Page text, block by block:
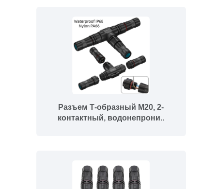
Разъем Т-образный M20, 2-
контактный, водонепрони..